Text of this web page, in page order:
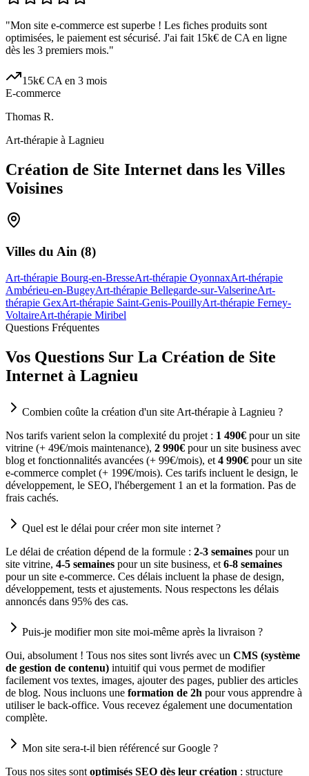
"Mon site e-commerce est superbe ! Les fiches produits sont
optimisées, le paiement est sécurisé. J'ai fait 15k€ de CA en ligne
dès les 3 premiers mois."
15k€ CA en 3 mois
E-commerce
Thomas R.
Art-thérapie à Lagnieu
Création de Site Internet dans les Villes
Voisines
Villes du Ain (8)
Art-thérapie Bourg-en-BresseArt-thérapie OyonnaxArt-thérapie
Ambérieu-en-BugeyArt-thérapie Bellegarde-sur-ValserineArt-
thérapie GexArt-thérapie Saint-Genis-PouillyArt-thérapie Ferney-
VoltaireArt-thérapie Miribel
Questions Fréquentes
Vos Questions Sur La Création de Site
Internet à Lagnieu
Combien coûte la création d'un site Art-thérapie à Lagnieu ?
Nos tarifs varient selon la complexité du projet : 1 490€ pour un site
vitrine (+ 49€/mois maintenance), 2 990€ pour un site business avec
blog et fonctionnalités avancées (+ 99€/mois), et 4 990€ pour un site
e-commerce complet (+ 199€/mois). Ces tarifs incluent le design, le
développement, le SEO, l'hébergement 1 an et la formation. Pas de
frais cachés.
Quel est le délai pour créer mon site internet ?
Le délai de création dépend de la formule : 2-3 semaines pour un
site vitrine, 4-5 semaines pour un site business, et 6-8 semaines
pour un site e-commerce. Ces délais incluent la phase de design,
développement, tests et ajustements. Nous respectons les délais
annoncés dans 95% des cas.
Puis-je modifier mon site moi-même après la livraison ?
Oui, absolument ! Tous nos sites sont livrés avec un CMS (système
de gestion de contenu) intuitif qui vous permet de modifier
facilement vos textes, images, ajouter des pages, publier des articles
de blog. Nous incluons une formation de 2h pour vous apprendre à
utiliser le back-office. Vous recevez également une documentation
complète.
Mon site sera-t-il bien référencé sur Google ?
Tous nos sites sont optimisés SEO dès leur création : structure